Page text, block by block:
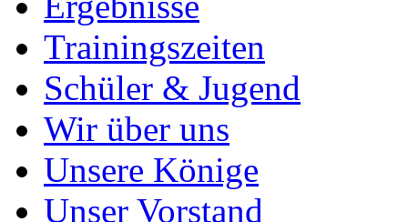
Trainingszeiten
Schüler & Jugend
Wir über uns
Unsere Könige
Unser Vorstand